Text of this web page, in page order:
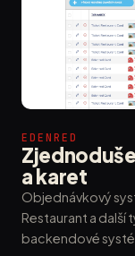
EDENRED
a karet
Objednávkový
Restaurant a další
backendové